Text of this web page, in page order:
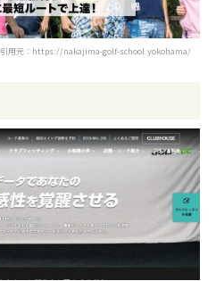
引用元：https://nakajima-golf-school.yokohama/